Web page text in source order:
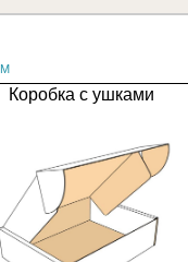
M
Коробка с ушками